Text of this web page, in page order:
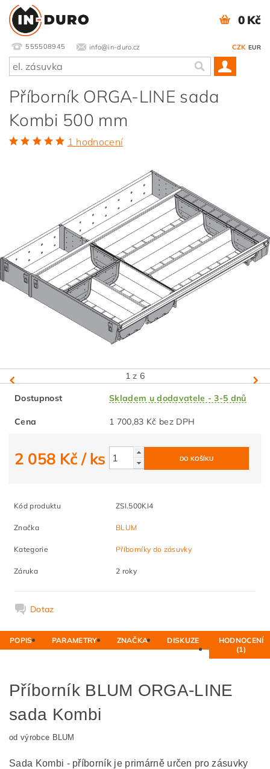
555508945 info@in-duro.cz CZK EUR
0 Kč
Příborník ORGA-LINE sada
Kombi 500 mm
1 hodnocení
1 z 6
Dostupnost Skladem u dodavatele - 3-5 dnů
Cena 1 700,83 Kč bez DPH
2 058 Kč/ ks
Kód produktu ZSI.500KI4
Značka BLUM
Kategorie Příborníky do zásuvky
Záruka 2 roky
Dotaz
POPIS PARAMETRY ZNAČKA DISKUZE
HODNOCENÍ
(1)
Příborník BLUM ORGA-LINE
sada Kombi
od výrobce BLUM
Sada Kombi - příborník je primárně určen pro zásuvky